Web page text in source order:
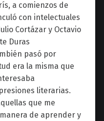
a comienzos de
con intelectuales
Cortázar y Octavio
Duras
pasó por
era la misma que
literarias.
que me
de aprender y